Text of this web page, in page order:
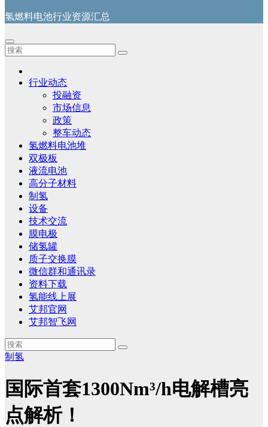
氢燃料电池行业资源汇总
行业动态
投融资
市场信息
政策
整车动态
氢燃料电池堆
双极板
液流电池
高分子材料
制氢
设备
技术交流
膜电极
储氢罐
质子交换膜
微信群和通讯录
资料下载
氢能线上展
艾邦官网
艾邦智飞网
制氢
国际首套1300Nm³/h电解槽亮
点解析！